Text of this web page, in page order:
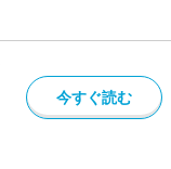
今すぐ読む